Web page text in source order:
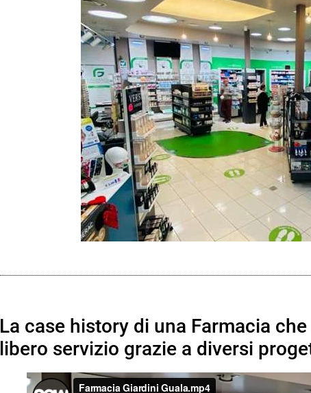
La case history di una Farmacia
libero servizio grazie a diversi